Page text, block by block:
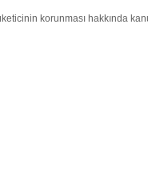
korunması hakkında